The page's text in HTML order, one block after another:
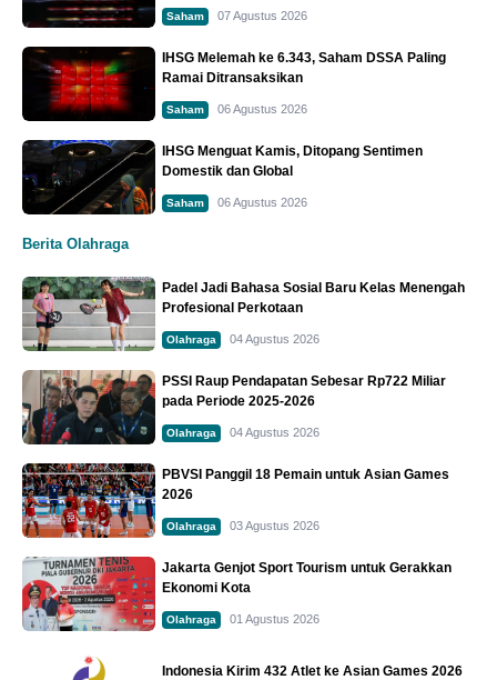
Saham 07 Agustus 2026
IHSG Melemah ke 6.343, Saham DSSA Paling
Ramai Ditransaksikan
Saham 06 Agustus 2026
IHSG Menguat Kamis, Ditopang Sentimen
Domestik dan Global
Saham 06 Agustus 2026
Berita Olahraga
Padel Jadi Bahasa Sosial Baru Kelas Menengah
Profesional Perkotaan
Olahraga 04 Agustus 2026
PSSI Raup Pendapatan Sebesar Rp722 Miliar
pada Periode 2025-2026
Olahraga 04 Agustus 2026
PBVSI Panggil 18 Pemain untuk Asian Games
2026
Olahraga 03 Agustus 2026
Jakarta Genjot Sport Tourism untuk Gerakkan
Ekonomi Kota
Olahraga 01 Agustus 2026
Indonesia Kirim 432 Atlet ke Asian Games 2026